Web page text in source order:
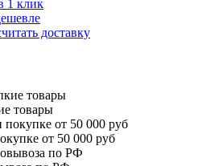
1 клик
доставку
товары
от 50 000 руб